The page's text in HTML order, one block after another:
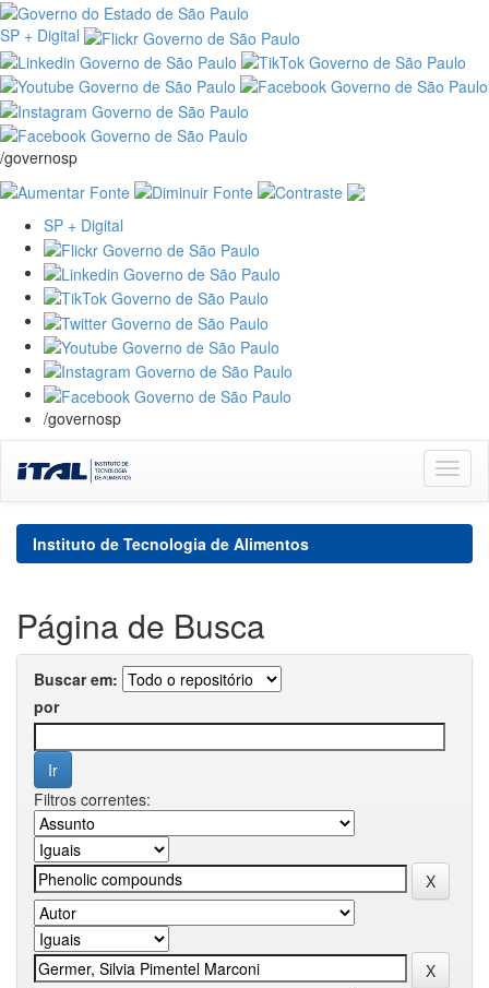
SP + Digital
/governosp
SP + Digital
/governosp
navigation
Instituto de Tecnologia de Alimentos
Página de Busca
Buscar em:
por
Filtros correntes: